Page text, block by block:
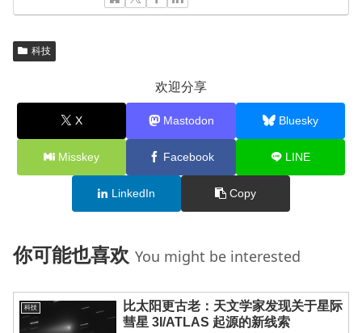
科技
欢迎分享
X Mastodon Bluesky
Misskey Facebook LINE
LinkedIn Copy
你可能也喜欢 You might be interested
科技
比太阳更古老：天文学家发现关于星际
彗星 3I/ATLAS 起源的新线索